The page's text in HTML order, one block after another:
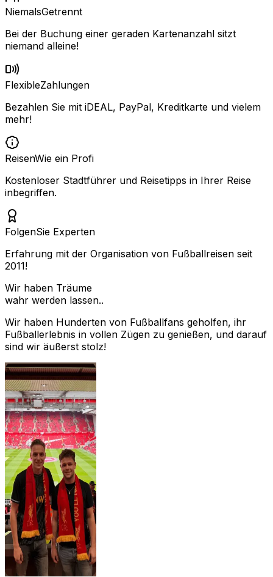
NiemalsGetrennt
Bei der Buchung einer geraden Kartenanzahl sitzt
niemand alleine!
FlexibleZahlungen
Bezahlen Sie mit iDEAL, PayPal, Kreditkarte und vielem
mehr!
ReisenWie ein Profi
Kostenloser Stadtführer und Reisetipps in Ihrer Reise
inbegriffen.
FolgenSie Experten
Erfahrung mit der Organisation von Fußballreisen seit
2011!
Wir haben Träume
wahr werden lassen..
Wir haben Hunderten von Fußballfans geholfen, ihr
Fußballerlebnis in vollen Zügen zu genießen, und darauf
sind wir äußerst stolz!